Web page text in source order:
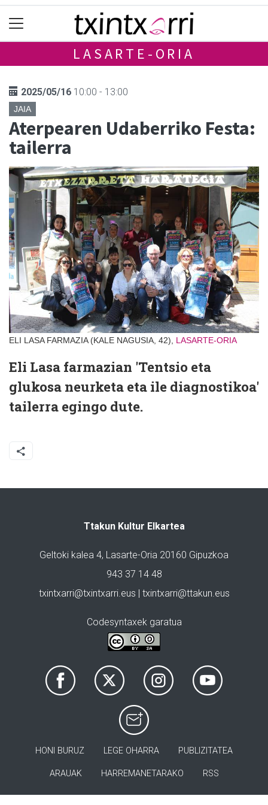
LASARTE-ORIA
2025/05/16 10:00 - 13:00
JAIA
Aterpearen Udaberriko Festa:
tailerra
ELI LASA FARMAZIA (KALE NAGUSIA, 42), LASARTE-ORIA
Eli Lasa farmazian 'Tentsio eta
glukosa neurketa eta ile diagnostikoa'
tailerra egingo dute.
Ttakun Kultur Elkartea
Geltoki kalea 4, Lasarte-Oria 20160 Gipuzkoa
943 37 14 48
txintxarri@txintxarri.eus | txintxarri@ttakun.eus
Codesyntaxek garatua
HONI BURUZ LEGE OHARRA PUBLIZITATEA
ARAUAK HARREMANETARAKO RSS